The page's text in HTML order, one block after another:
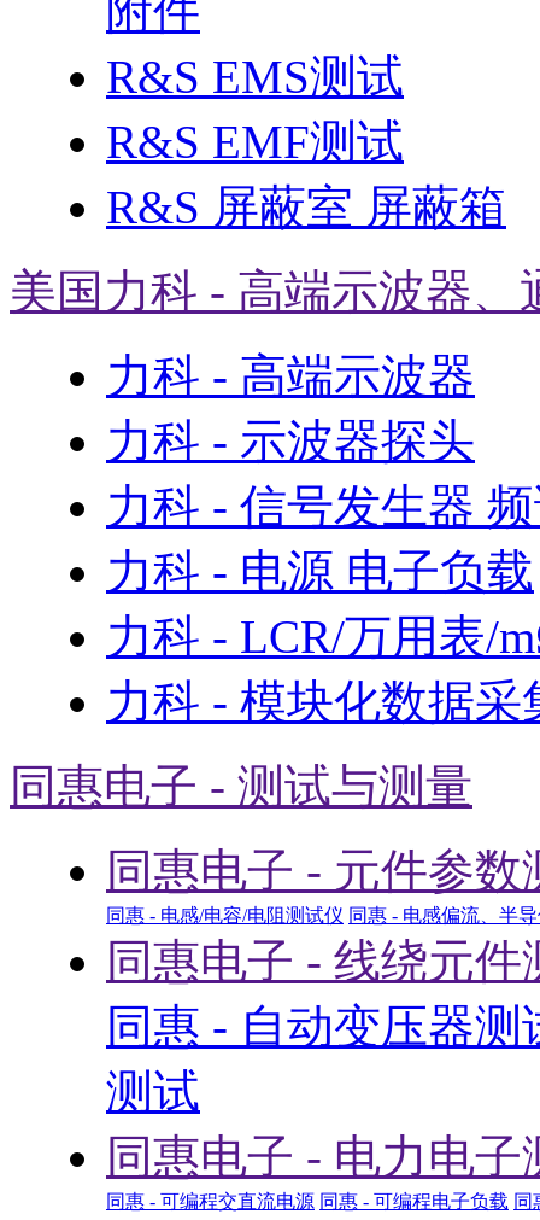
附件
R&S EMS测试
R&S EMF测试
R&S 屏蔽室 屏蔽箱
美国力科 - 高端示波器、
力科 - 高端示波器
力科 - 示波器探头
力科 - 信号发生器
力科 - 电源 电子负载
力科 - LCR/万用表/
力科 - 模块化数据采
同惠电子 - 测试与测量
同惠电子 - 元件参数
同惠 - 电感/电容/电阻测试仪 同惠 - 电感偏流、半
同惠电子 - 线绕元件
同惠 - 自动变压器测
测试
同惠电子 - 电力电子
同惠 - 可编程交直流电源 同惠 - 可编程电子负载 同